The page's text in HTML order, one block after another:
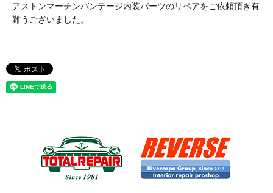
アストンマーチンバンテージ内装パーツのリペアをご依頼頂き有
難うございました。